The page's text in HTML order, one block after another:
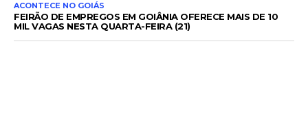
ACONTECE NO GOIÁS
FEIRÃO DE EMPREGOS EM GOIÂNIA OFERECE MAIS DE 10
MIL VAGAS NESTA QUARTA-FEIRA (21)